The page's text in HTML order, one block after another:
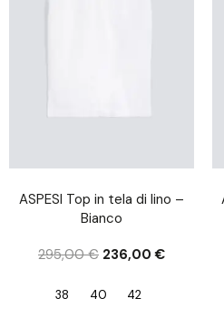
ASPESI Top in tela di lino –
Bianco
295,00€ 236,00€
38 40 42